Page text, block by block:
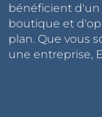
bénéficient d'un
boutique et
plan. Que vous
une entreprise,